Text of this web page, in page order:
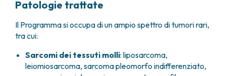
Patologie trattate
Il Programma si occupa di un ampio spettro di tumori rari,
tra cui:
Sarcomi dei tessuti molli: liposarcoma,
leiomiosarcoma, sarcoma pleomorfo indifferenziato,